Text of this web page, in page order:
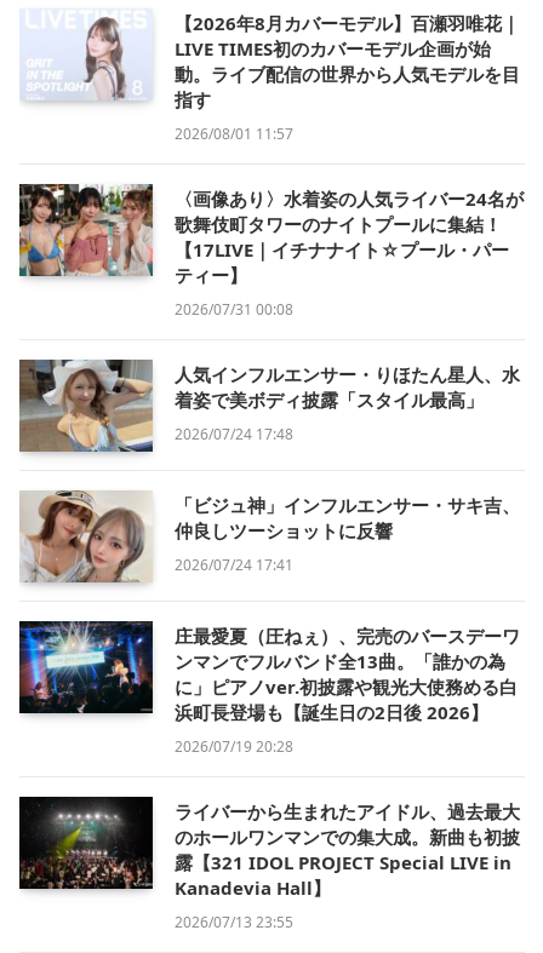
【2026年8月カバーモデル】百瀬羽唯花｜
LIVE TIMES初のカバーモデル企画が始
動。ライブ配信の世界から人気モデルを目
指す
2026/08/01 11:57
〈画像あり〉水着姿の人気ライバー24名が
歌舞伎町タワーのナイトプールに集結！
【17LIVE｜イチナナイト☆プール・パー
ティー】
2026/07/31 00:08
人気インフルエンサー・りほたん星人、水
着姿で美ボディ披露「スタイル最高」
2026/07/24 17:48
「ビジュ神」インフルエンサー・サキ吉、
仲良しツーショットに反響
2026/07/24 17:41
庄最愛夏（圧ねぇ）、完売のバースデーワ
ンマンでフルバンド全13曲。「誰かの為
に」ピアノver.初披露や観光大使務める白
浜町長登場も【誕生日の2日後 2026】
2026/07/19 20:28
ライバーから生まれたアイドル、過去最大
のホールワンマンでの集大成。新曲も初披
露【321 IDOL PROJECT Special LIVE in
Kanadevia Hall】
2026/07/13 23:55